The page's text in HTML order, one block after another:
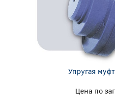
Упругая
Цена по